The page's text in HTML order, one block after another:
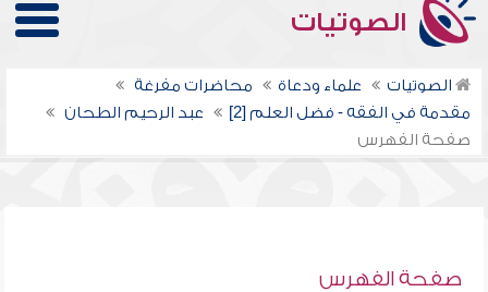
الصوتيات
الصوتيات علماء ودعاة
محاضرات مفرغة
مقدمة في الفقه - فضل العلم [2]
عبد الرحيم الطحان
صفحة الفهرس
صفحة الفهرس